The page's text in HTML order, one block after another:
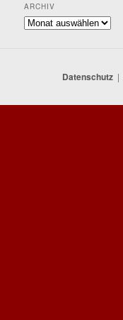
ARCHIV
Archiv
Datenschutz